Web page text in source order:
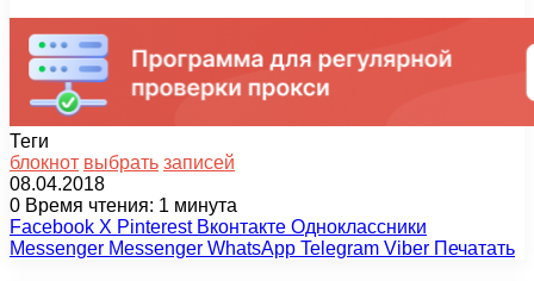
Теги
блокнот выбрать записей
08.04.2018
0 Время чтения: 1 минута
Facebook X Pinterest Вконтакте Одноклассники
Messenger Messenger WhatsApp Telegram Viber Печатать